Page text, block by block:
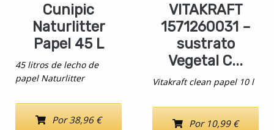
Cunipic
Naturlitter
Papel 45 L
45 litros de lecho de
papel Naturlitter
Por 38,96 €
VITAKRAFT
1571260031 –
sustrato
Vegetal C...
Vitakraft clean papel 10 l
Por 10,99 €